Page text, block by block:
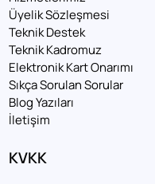
Üyelik Sözleşmesi
Teknik Destek
Teknik Kadromuz
Elektronik Kart Onarımı
Sıkça Sorulan Sorular
Blog Yazıları
İletişim
KVKK